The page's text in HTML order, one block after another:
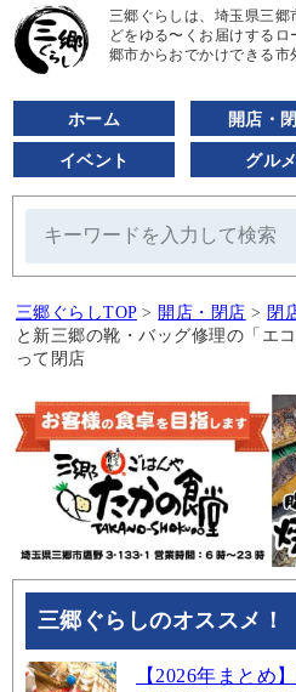
三郷ぐらしは、埼玉県三
どをゆる〜くお届けする
郷市からおでかけできる市
ホーム 開店・
イベント グルメ
三郷ぐらしTOP > 開店・閉店 > 閉
と新三郷の靴・バッグ修理の「エ
って閉店
三郷ぐらしのオススメ！
【2026年まとめ